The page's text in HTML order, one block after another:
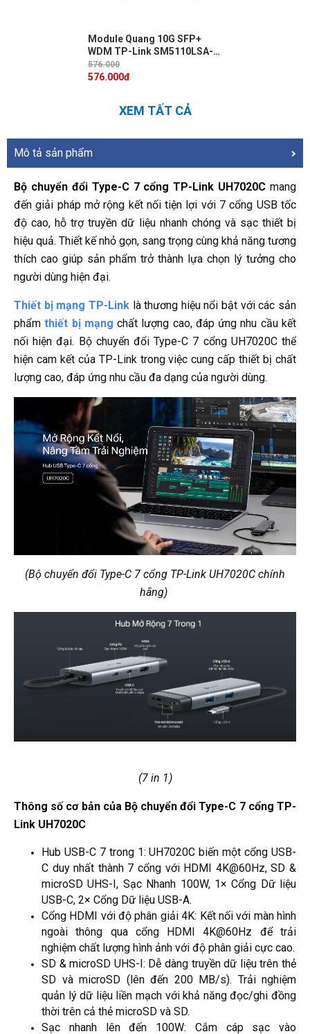
Module Quang 10G SFP+
WDM TP-Link SM5110LSA-
10 - 1 Sợi Quang, Khoảng
cách 10km, Đầu LC
576.000
576.000đ
XEM TẤT CẢ
Mô tả sản phẩm
Bộ chuyển đổi Type-C 7 cổng TP-Link UH7020C mang
đến giải pháp mở rộng kết nối tiện lợi với 7 cổng USB tốc
độ cao, hỗ trợ truyền dữ liệu nhanh chóng và sạc thiết bị
hiệu quả. Thiết kế nhỏ gọn, sang trọng cùng khả năng tương
thích cao giúp sản phẩm trở thành lựa chọn lý tưởng cho
người dùng hiện đại.
Thiết bị mạng TP-Linklà thương hiệu nổi bật với các sản
phẩmthiết bị mạng chất lượng cao, đáp ứng nhu cầu kết
nối hiện đại. Bộ chuyển đổi Type-C 7 cổng UH7020C thể
hiện cam kết của TP-Link trong việc cung cấp thiết bị chất
lượng cao, đáp ứng nhu cầu đa dạng của người dùng.
(Bộ chuyển đổi Type-C 7 cổng TP-Link UH7020C chính
hãng)
(7 in 1)
Thông số cơ bản của Bộ chuyển đổi Type-C 7 cổng TP-
Link UH7020C
Hub USB-C 7 trong 1: UH7020C biến một cổng USB-
C duy nhất thành 7 cổng với HDMI 4K@60Hz, SD &
microSD UHS-I, Sạc Nhanh 100W, 1× Cổng Dữ liệu
USB-C, 2× Cổng Dữ liệu USB-A.
Cổng HDMI với độ phân giải 4K: Kết nối với màn hình
ngoài thông qua cổng HDMI 4K@60Hz để trải
nghiệm chất lượng hình ảnh với độ phân giải cực cao.
SD & microSD UHS-I: Dễ dàng truyền dữ liệu trên thẻ
SD và microSD (lên đến 200 MB/s). Trải nghiệm
quản lý dữ liệu liền mạch với khả năng đọc/ghi đồng
thời trên cả thẻ microSD và SD.
Sạc nhanh lên đến 100W: Cắm cáp sạc vào